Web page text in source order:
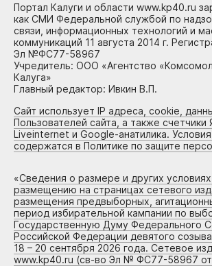
Портал Калуги и области www.kp40.ru
как СМИ Федеральной службой по
связи, информационных технологий и
коммуникаций 11 августа 2014 г.
Эл №ФС77-58967
Учредитель: ООО «Агентство
Калуга»
Главный редактор: Ивкин В.П.
Сайт использует IP адреса, cookie,
Пользователей сайта, а также счетчики
Liveinternet и Google-анатилика.
содержатся в Политике по защите
«Сведения о размере и других
размещению на страницах сетевого
размещения предвыборных,
период избирательной кампании по
Государственную Думу Федерального
Российской Федерации девятого
18 – 20 сентября 2026 года. Сетевое
www.kp40.ru (св-во Эл № ФС77-58967 от